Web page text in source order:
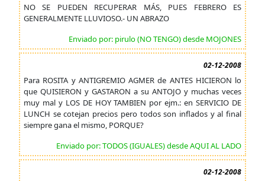
NO SE PUEDEN RECUPERAR MÁS, PUES FEBRERO ES
GENERALMENTE LLUVIOSO.- UN ABRAZO
Enviado por: pirulo (NO TENGO) desde MOJONES
02-12-2008
Para ROSITA y ANTIGREMIO AGMER de ANTES HICIERON lo
que QUISIERON y GASTARON a su ANTOJO y muchas veces
muy mal y LOS DE HOY TAMBIEN por ejm.: en SERVICIO DE
LUNCH se cotejan precios pero todos son inflados y al final
siempre gana el mismo, PORQUE?
Enviado por: TODOS (IGUALES) desde AQUI AL LADO
02-12-2008